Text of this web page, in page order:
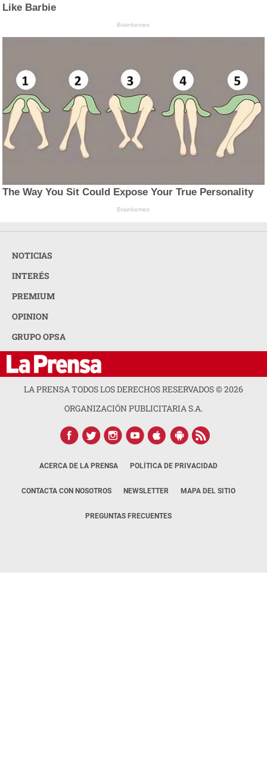
Like Barbie
Brainberries
The Way You Sit Could Expose Your True Personality
Brainberries
NOTICIAS
INTERÉS
PREMIUM
OPINION
GRUPO OPSA
LA PRENSA TODOS LOS DERECHOS RESERVADOS ©2026
ORGANIZACIÓN PUBLICITARIA S.A.
ACERCA DE LA PRENSA POLÍTICA DE PRIVACIDAD
CONTACTA CON NOSOTROS NEWSLETTER MAPA DEL SITIO
PREGUNTAS FRECUENTES